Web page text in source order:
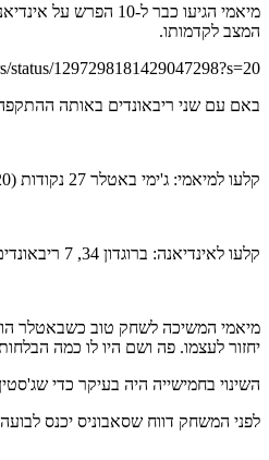
המצב לקדמותו.
status/1297298181429047298?s=20
באם עם שני ריבאונדים באותה ההתקפה ושתי קליעות עונשין קבעו 116-112 דקה וחצי לסיום. מכאן אינדיאנה
קלעו למיאמי: ג'ימי באטלר 27 נקודות (17-20 מהעונשין) ו-8 ריבאונדים, דראגיץ' 24, באם 22 ו-11 ריבאונדים, הירו 20, רובינסון 15, ג'י קראודר 11 ו-8 ריבאונדים, אנדרה איגודלה 3 וקלי אוליניק 2.
קלעו לאינדיאנה: ברוגדון 34, 7 ריבאונדים ו-14 אסיסטים, וורן 23, אולדיפו 20, מילס טרנר 15 ו-12 ריבאונדים, ארון הולידי 10, ג'סטין הולידי 9 וג'אקר סמפסון ומקדרמוט 2 כל אחד.
יחזור לעצמו. פה ושם היו לו כמה הבלחות אבל הוא קלע באחוזים רעים (3-20
השינוי בחמישייה היה בעיקר כדי שג'סטין
לפני המשחק דווח שסאבוניס יכנס לבועה ויהיה כשיר לשחק. לפני